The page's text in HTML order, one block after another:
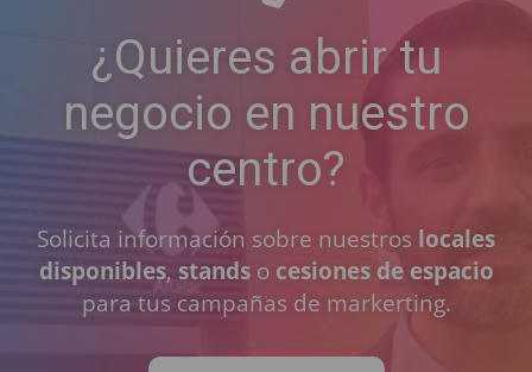
¿Quieres abrir tu
negocio en nuestro
centro?
Solicita información sobre nuestros locales
disponibles, standso cesiones de espacio
para tus campañas de markerting.